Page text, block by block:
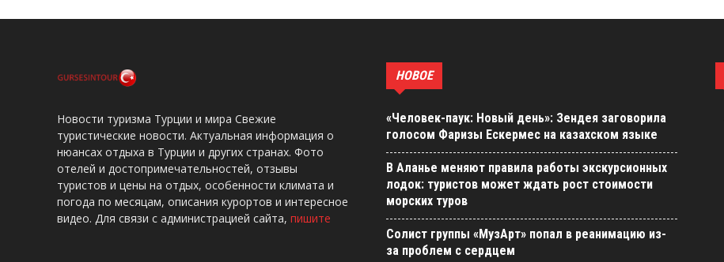
Новости туризма Турции и мира Свежие
туристические новости. Актуальная информация о
нюансах отдыха в Турции и других странах. Фото
отелей и достопримечательностей, отзывы
туристов и цены на отдых, особенности климата и
погода по месяцам, описания курортов и интересное
видео. Для связи с администрацией сайта, пишите
НОВОЕ
«Человек-паук: Новый день»: Зендея заговорила
голосом Фаризы Ескермес на казахском языке
В Аланье меняют правила работы экскурсионных
лодок: туристов может ждать рост стоимости
морских туров
Солист группы «МузАрт» попал в реанимацию из-
за проблем с сердцем